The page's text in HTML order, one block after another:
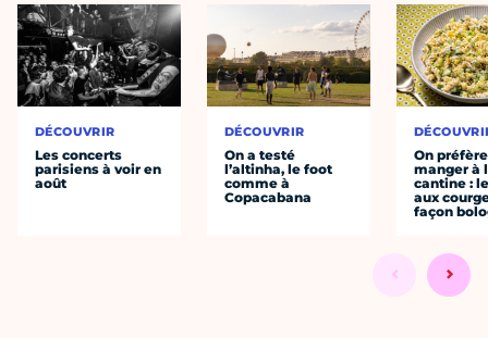
DÉCOUVRIR
Les concerts
parisiens à voir en
août
DÉCOUVRIR
On a testé
l’altinha, le foot
comme à
Copacabana
On préfère
manger à
cantine :
aux
façon